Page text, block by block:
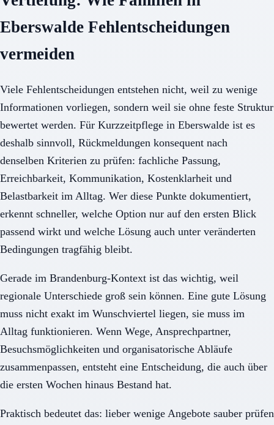
Eberswalde Fehlentscheidungen
vermeiden
Viele Fehlentscheidungen entstehen nicht, weil zu wenige
Informationen vorliegen, sondern weil sie ohne feste Struktur
bewertet werden. Für Kurzzeitpflege in Eberswalde ist es
deshalb sinnvoll, Rückmeldungen konsequent nach
denselben Kriterien zu prüfen: fachliche Passung,
Erreichbarkeit, Kommunikation, Kostenklarheit und
Belastbarkeit im Alltag. Wer diese Punkte dokumentiert,
erkennt schneller, welche Option nur auf den ersten Blick
passend wirkt und welche Lösung auch unter veränderten
Bedingungen tragfähig bleibt.
Gerade im Brandenburg-Kontext ist das wichtig, weil
regionale Unterschiede groß sein können. Eine gute Lösung
muss nicht exakt im Wunschviertel liegen, sie muss im
Alltag funktionieren. Wenn Wege, Ansprechpartner,
Besuchsmöglichkeiten und organisatorische Abläufe
zusammenpassen, entsteht eine Entscheidung, die auch über
die ersten Wochen hinaus Bestand hat.
Praktisch bedeutet das: lieber wenige Angebote sauber prüfen